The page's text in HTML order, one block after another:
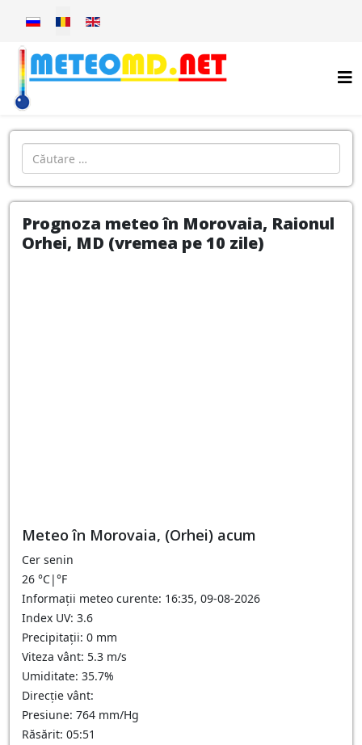
Selectați limba dvs
Introdu localitatea:
Prognoza meteo în Morovaia, Raionul
Orhei, MD (vremea pe 10 zile)
Meteo în Morovaia, (Orhei) acum
Cer senin
26 °C|°F
Informații meteo curente: 16:35, 09-08-2026
Index UV: 3.6
Precipitații: 0 mm
Viteza vânt: 5.3 m/s
Umiditate: 35.7%
Direcție vânt:
Presiune: 764 mm/Hg
Răsărit: 05:51